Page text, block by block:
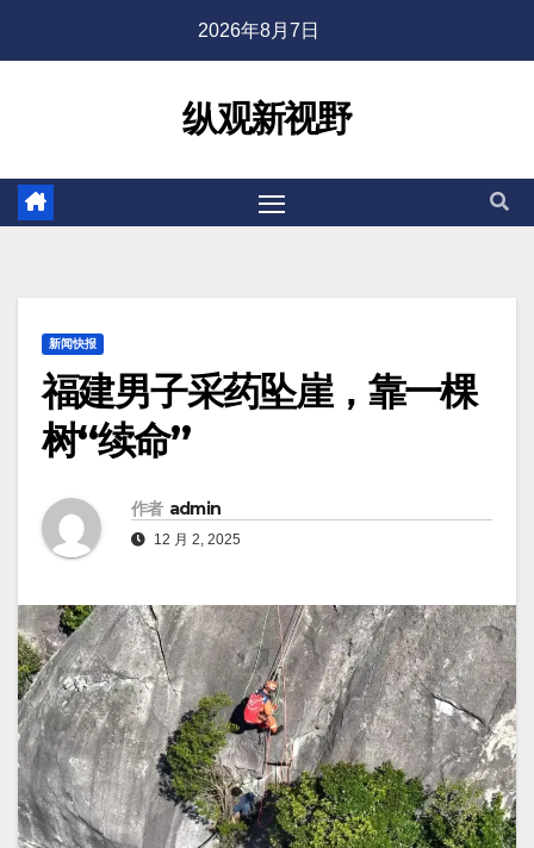
2026年8月7日
纵观新视野
新闻快报
福建男子采药坠崖，靠一棵
树“续命”
作者 admin
12 月 2, 2025